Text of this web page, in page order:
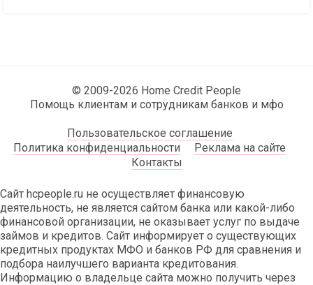
© 2009-2026 Home Credit People
Помощь клиентам и сотрудникам банков и мфо
Пользовательское соглашение
Политика конфиденциальности
Реклама на сайте
Контакты
Сайт hcpeople.ru не осуществляет финансовую
деятельность, не является сайтом банка или какой-либо
финансовой организации, не оказывает услуг по выдаче
займов и кредитов. Сайт информирует о существующих
кредитных продуктах МФО и банков РФ для сравнения и
подбора наилучшего варианта кредитования.
Информацию о владельце сайта можно получить через